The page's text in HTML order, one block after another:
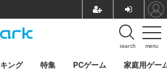
menu
search
ング 特集 PCゲーム 家庭用ゲー